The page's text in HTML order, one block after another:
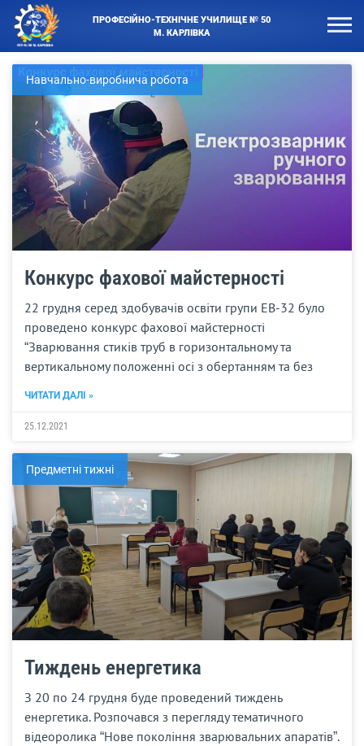
ПРОФЕСІЙНО-ТЕХНІЧНЕ УЧИЛИЩЕ № 50
М. КАРЛІВКА
Навчально-виробнича робота
Конкурс фахової майстерності
22 грудня серед здобувачів освіти групи ЕВ-32 було
проведено конкурс фахової майстерності
“Зварювання стиків труб в горизонтальному та
вертикальному положенні осі з обертанням та без
ЧИТАТИ ДАЛІ »
25.12.2021
Предметні тижні
Тиждень енергетика
З 20 по 24 грудня буде проведений тиждень
енергетика. Розпочався з перегляду тематичного
відеоролика “Нове покоління зварювальних апаратів”.